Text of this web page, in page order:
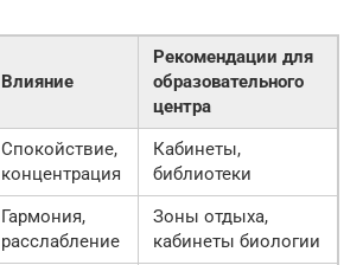
Влияние
Рекомендации для
образовательного
центра
Спокойствие,
концентрация
Кабинеты,
библиотеки
Гармония,
расслабление
Зоны отдыха,
кабинеты биологии